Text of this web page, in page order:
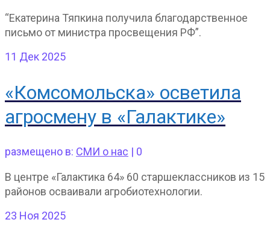
“Екатерина Тяпкина получила благодарственное
письмо от министра просвещения РФ”.
11 Дек 2025
«Комсомольска» осветила
агросмену в «Галактике»
размещено в: СМИ о нас | 0
В центре «Галактика 64» 60 старшеклассников из 15
районов осваивали агробиотехнологии.
23 Ноя 2025